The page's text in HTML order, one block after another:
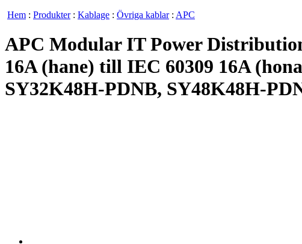
Hem : Produkter: Kablage : Övriga kablar: APC
APC Modular IT Power
16A (hane) till IEC 60309 16A
SY32K48H-PDNB, SY48K48H-